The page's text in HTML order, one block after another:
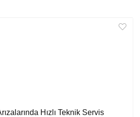
Hızlı Teknik Servis